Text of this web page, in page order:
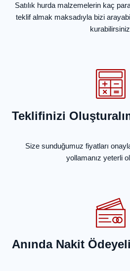
Satılık hurda malzemelerin kaç
teklif almak maksadıyla bizi
Teklifinizi
Size sunduğumuz fiyatları
yollamanız yeterli
Anında Nakit